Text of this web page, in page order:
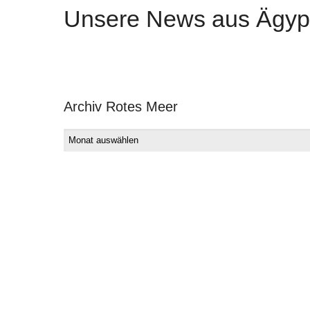
Unsere News aus
Archiv Rotes Meer